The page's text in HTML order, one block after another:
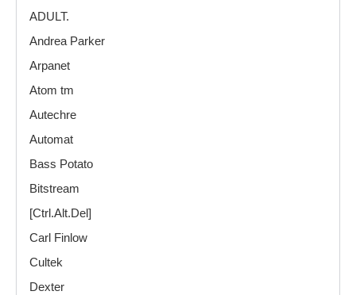
ADULT.
Andrea Parker
Arpanet
Atom tm
Autechre
Automat
Bass Potato
Bitstream
[Ctrl.Alt.Del]
Carl Finlow
Cultek
Dexter